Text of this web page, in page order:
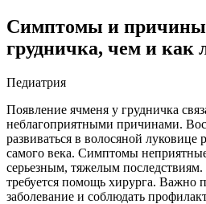
Симптомы и причины
грудничка, чем и как
Педиатрия
Появление ячменя у грудничка
неблагоприятными причинами.
развиваться в волосяной
самого века. Симптомы
серьезным, тяжелым
требуется помощь хирурга. Важно
заболевание и соблюдать